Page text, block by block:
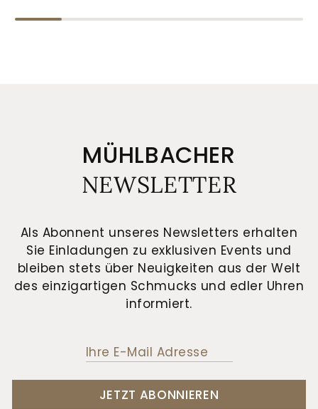
MÜHLBACHER
NEWSLETTER
Als Abonnent unseres Newsletters erhalten
Sie Einladungen zu exklusiven Events und
bleiben stets über Neuigkeiten aus der Welt
des einzigartigen Schmucks und edler Uhren
informiert.
JETZT ABONNIEREN